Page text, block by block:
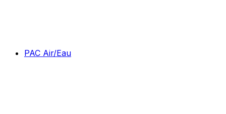
PAC Air/Eau